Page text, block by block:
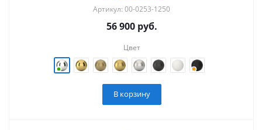
Артикул: 00-0253-1250
56 900руб.
Цвет
В корзину